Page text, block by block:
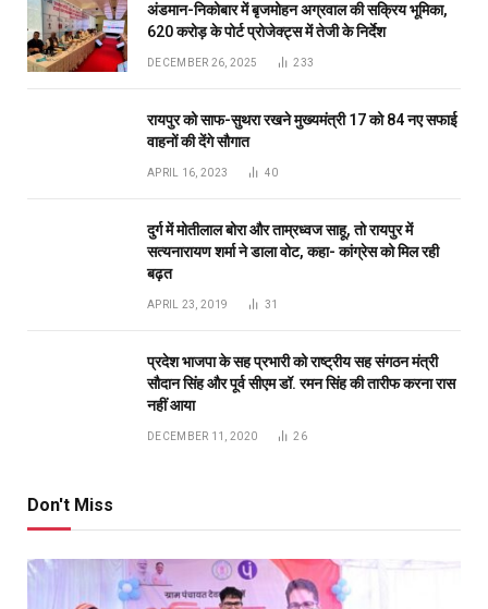
अंडमान-निकोबार में बृजमोहन अग्रवाल की सक्रिय भूमिका,
620 करोड़ के पोर्ट प्रोजेक्ट्स में तेजी के निर्देश
DECEMBER 26, 2025 233
रायपुर को साफ-सुथरा रखने मुख्यमंत्री 17 को 84 नए सफाई
वाहनों की देंगे सौगात
APRIL 16, 2023 40
दुर्ग में मोतीलाल बोरा और ताम्रध्वज साहू, तो रायपुर में
सत्यनारायण शर्मा ने डाला वोट, कहा- कांग्रेस को मिल रही
बढ़त
APRIL 23, 2019 31
प्रदेश भाजपा के सह प्रभारी को राष्ट्रीय सह संगठन मंत्री
सौदान सिंह और पूर्व सीएम डॉ. रमन सिंह की तारीफ करना रास
नहीं आया
DECEMBER 11, 2020 26
Don't Miss